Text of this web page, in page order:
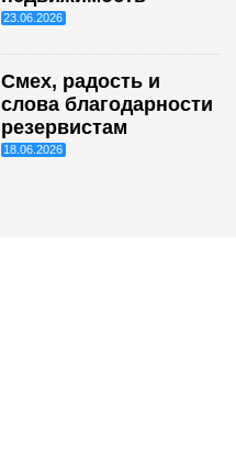
23.06.2026
Смех, радость и
слова благодарности
резервистам
18.06.2026